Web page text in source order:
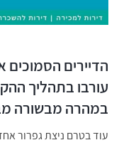
הדיירים הסמוכים
עורבו בתהליך
במהרה מבשורה
עוד בטרם ניצת גפרור